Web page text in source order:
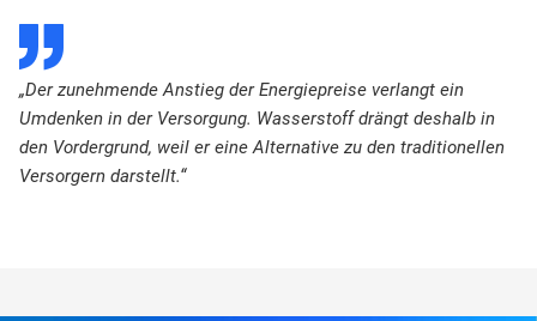
D
„Der zunehmende Anstieg der Energiepreise verlangt ein
Umdenken in der Versorgung. Wasserstoff drängt deshalb in
den Vordergrund, weil er eine Alternative zu den traditionellen
Versorgern darstellt.“